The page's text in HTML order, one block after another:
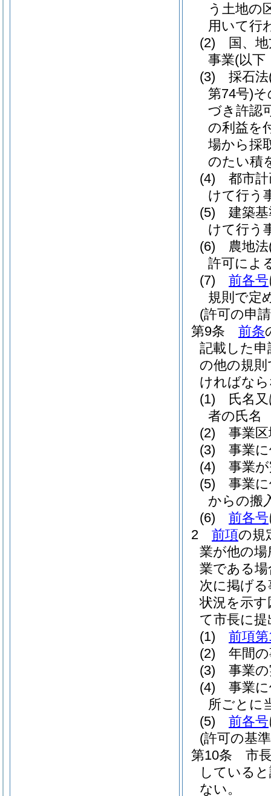
う土地の
用いて行
(2)
国、
事業(以下
(3)
採石法
第74号)そ
づき許認
の利益を
場から採
のたい積
(4)
都市
けて行う
(5)
建築
けて行う
(6)
農地法
許可によ
(7)
前各号
規則で定
(許可の申
第9条
前条
記載した
の他の規
ければな
(1)
氏名
者の氏名
(2)
事業
(3)
事業
(4)
事業
(5)
事業
からの搬
(6)
前各号
2
前項の規
業が他の
業である
次に掲げ
状況を示
て市長に
(1)
前項
(2)
年間
(3)
事業
(4)
事業
所ごとに
(5)
前各号
(許可の基
第10条
市
している
ない。